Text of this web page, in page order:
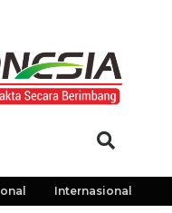
Internasional